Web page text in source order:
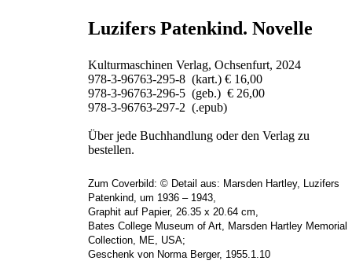
Luzifers Patenkind. Novelle
Kulturmaschinen Verlag, Ochsenfurt, 2024
978-3-96763-295-8 (kart.) € 16,00
978-3-96763-296-5 (geb.) € 26,00
978-3-96763-297-2 (.epub)
Über jede Buchhandlung oder den Verlag zu
bestellen.
Zum Coverbild: © Detail aus: Marsden Hartley, Luzifers
Patenkind, um 1936 – 1943,
Graphit auf Papier, 26.35 x 20.64 cm,
Bates College Museum of Art, Marsden Hartley Memorial
Collection, ME, USA;
Geschenk von Norma Berger, 1955.1.10